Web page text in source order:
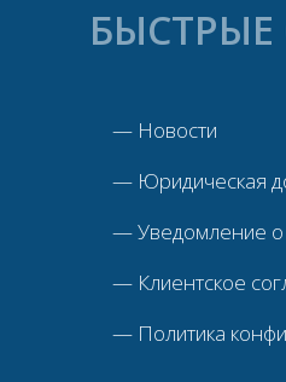
— Новости
— Юридическая
—Уведомление о
— Клиентское
— Политика